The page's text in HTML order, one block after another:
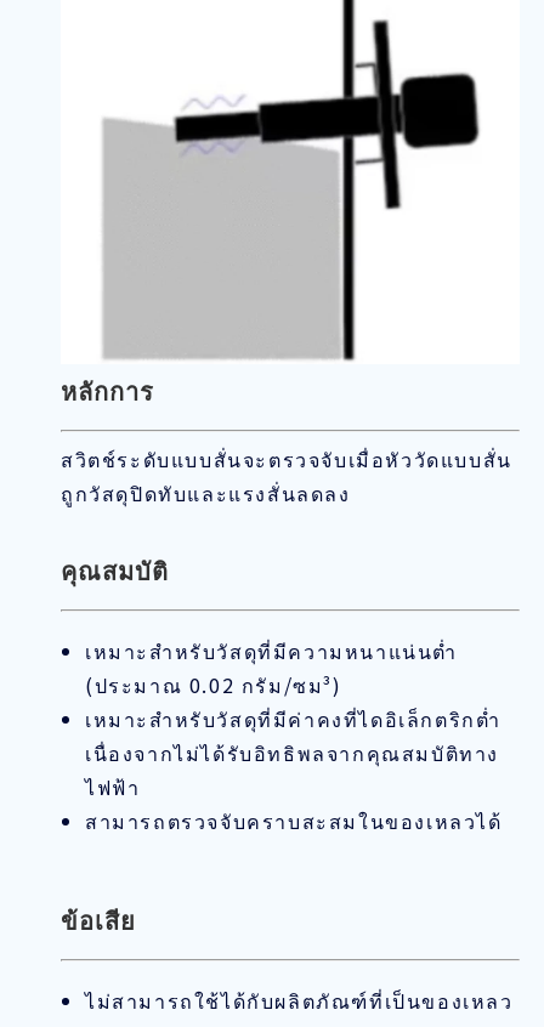
หลักการ
สวิตช์ระดับแบบสั่นจะตรวจจับเมื่อหัววัดแบบสั่น
ถูกวัสดุปิดทับและแรงสั่นลดลง
คุณสมบัติ
เหมาะสำหรับวัสดุที่มีความหนาแน่นต่ำ
(ประมาณ 0.02 กรัม/ซม³)
เหมาะสำหรับวัสดุที่มีค่าคงที่ไดอิเล็กตริกต่ำ
เนื่องจากไม่ได้รับอิทธิพลจากคุณสมบัติทาง
ไฟฟ้า
สามารถตรวจจับคราบสะสมในของเหลวได้
ข้อเสีย
ไม่สามารถใช้ได้กับผลิตภัณฑ์ที่เป็นของเหลว